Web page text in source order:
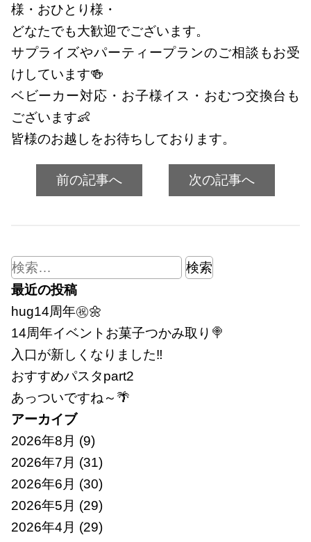
様・おひとり様・
どなたでも大歓迎でございます。
サプライズやパーティープランのご相談もお受
けしています🍻
ベビーカー対応・お子様イス・おむつ交換台も
ございます👶
皆様のお越しをお待ちしております。
前の記事へ 次の記事へ
検
索:
最近の投稿
hug14周年㊗🌼
14周年イベントお菓子つかみ取り🍭
入口が新しくなりました‼
おすすめパスタpart2
あっついですね～🌴
アーカイブ
2026年8月 (9)
2026年7月 (31)
2026年6月 (30)
2026年5月 (29)
2026年4月 (29)